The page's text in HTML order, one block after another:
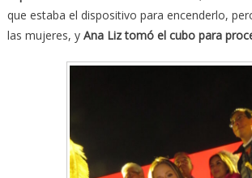
que estaba el dispositivo para encenderlo,
las mujeres, y Ana Liz tomó el cubo para